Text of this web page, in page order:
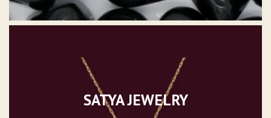
SATYA JEWELRY